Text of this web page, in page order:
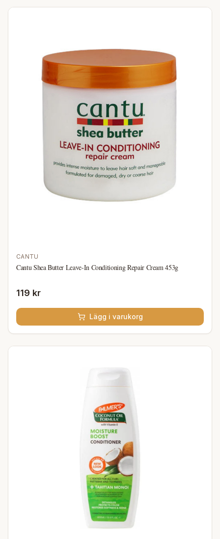
CANTU
Cantu Shea Butter Leave-In Conditioning Repair Cream 453g
119 kr
Lägg i varukorg